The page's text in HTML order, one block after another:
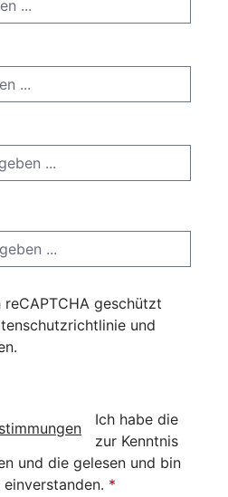
geschützt
und
.
Ich habe die
zur Kenntnis
und die gelesen und bin
*